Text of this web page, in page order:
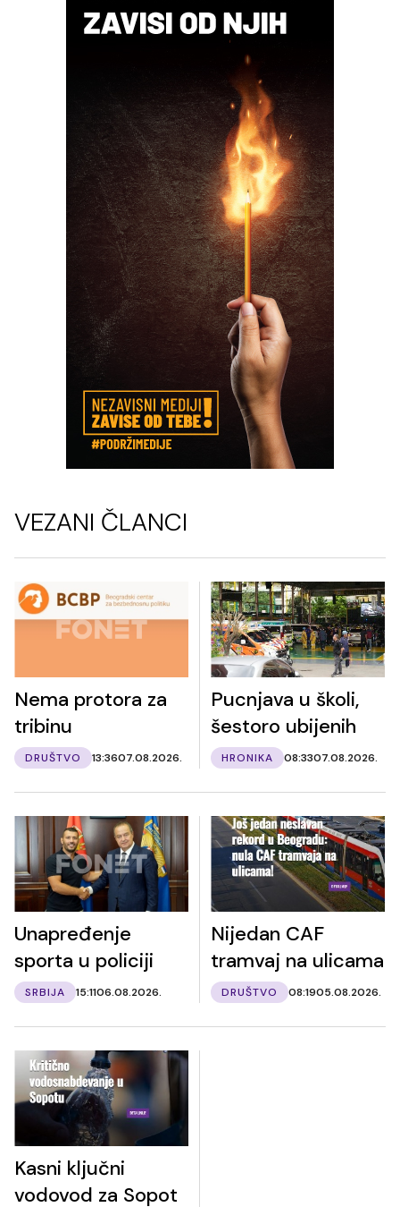
VEZANI ČLANCI
Nema protora za
tribinu
DRUŠTVO 13:3607.08.2026.
Pucnjava u školi,
šestoro ubijenih
HRONIKA 08:3307.08.2026.
Unapređenje
sporta u policiji
SRBIJA 15:1106.08.2026.
Nijedan CAF
tramvaj na ulicama
DRUŠTVO 08:1905.08.2026.
Kasni ključni
vodovod za Sopot